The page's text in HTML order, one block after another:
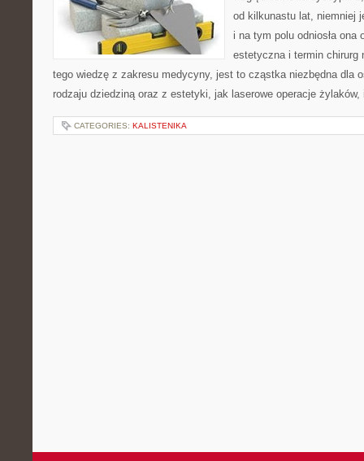
od kilkunastu lat, niemniej
i na tym polu odniosła
estetyczna i termin chirurg
tego wiedzę z zakresu medycyny, jest to cząstka niezbędna dla
rodzaju dziedziną oraz z estetyki, jak laserowe operacje
CATEGORIES: KALISTENIKA